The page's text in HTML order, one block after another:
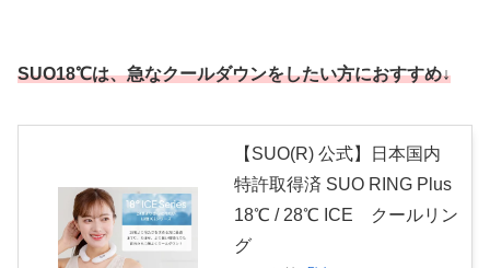
SUO18℃は、急なクールダウンをしたい方におすすめ↓
【SUO(R) 公式】日本国内
特許取得済 SUO RING Plus
18℃ / 28℃ ICE クールリン
グ